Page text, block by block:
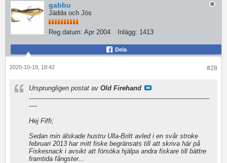
gabbu
Jädda och Jös
Reg.datum: Apr 2004 Inlägg: 1413
Dela
#28
2020-10-19, 18:42
Ursprungligen postat av Old Firehand
-----------------------------------------------------------------------------------------
----
Hej Fiffi;
Sedan min älskade hustru Ulla-Britt avled i en svår stroke
februari 2013 har mitt fiske begränsats till att skriva här på
Fiskesnack i avsikt att försöka hjälpa andra fiskare till bättre
framtida fångster...